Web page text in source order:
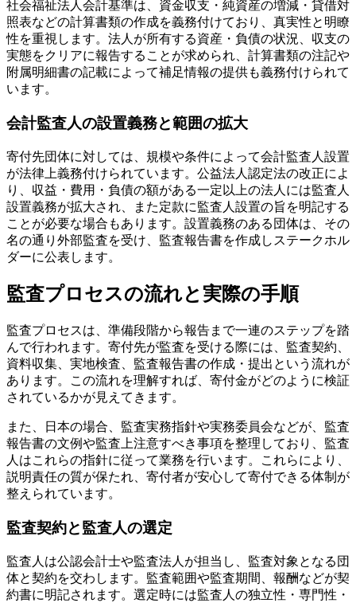
社会福祉法人会計基準は、資金収支・純資産の増減・貸借対
照表などの計算書類の作成を義務付けており、真実性と明瞭
性を重視します。法人が所有する資産・負債の状況、収支の
実態をクリアに報告することが求められ、計算書類の注記や
附属明細書の記載によって補足情報の提供も義務付けられて
います。
会計監査人の設置義務と範囲の拡大
寄付先団体に対しては、規模や条件によって会計監査人設置
が法律上義務付けられています。公益法人認定法の改正によ
り、収益・費用・負債の額がある一定以上の法人には監査人
設置義務が拡大され、また定款に監査人設置の旨を明記する
ことが必要な場合もあります。設置義務のある団体は、その
名の通り外部監査を受け、監査報告書を作成しステークホル
ダーに公表します。
監査プロセスの流れと実際の手順
監査プロセスは、準備段階から報告まで一連のステップを踏
んで行われます。寄付先が監査を受ける際には、監査契約、
資料収集、実地検査、監査報告書の作成・提出という流れが
あります。この流れを理解すれば、寄付金がどのように検証
されているかが見えてきます。
また、日本の場合、監査実務指針や実務委員会などが、監査
報告書の文例や監査上注意すべき事項を整理しており、監査
人はこれらの指針に従って業務を行います。これらにより、
説明責任の質が保たれ、寄付者が安心して寄付できる体制が
整えられています。
監査契約と監査人の選定
監査人は公認会計士や監査法人が担当し、監査対象となる団
体と契約を交わします。監査範囲や監査期間、報酬などが契
約書に明記されます。選定時には監査人の独立性・専門性・